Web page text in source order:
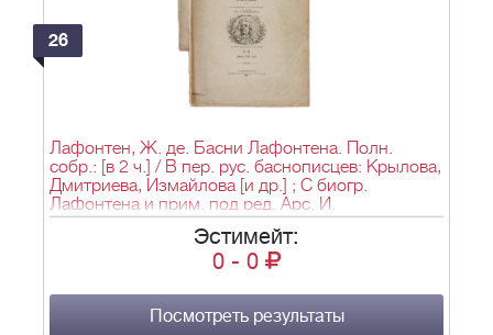
26
Лафонтен, Ж. де. Басни Лафонтена. Полн.
собр.: [в 2 ч.] / В пер. рус. баснописцев: Крылова,
Дмитриева, Измайлова [и др.] ; С биогр.
Лафонтена и прим. под ред. Арс. И.
Введенского, С 118-ю рис. Эжена Ламбера. -
СПб.: тип. М.М. Стасюлевича, 1901. - Ч. 1. - с. 1-
344 с.: ил.; Ч. 2. - с. 345-626: ил.; 31,2х23,2 см.
Эстимейт:
0 - 0
Посмотреть результаты